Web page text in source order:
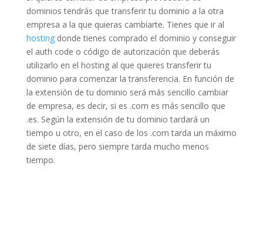
dominios tendrás que transferir tu dominio a la otra
empresa a la que quieras cambiarte. Tienes que ir al
hostingdonde tienes comprado el dominio y conseguir
el auth code o código de autorización que deberás
utilizarlo en el hosting al que quieres transferir tu
dominio para comenzar la transferencia. En función de
la extensión de tu dominio será más sencillo cambiar
de empresa, es decir, si es .com es más sencillo que
.es. Según la extensión de tu dominio tardará un
tiempo u otro, en el caso de los .com tarda un máximo
de siete días, pero siempre tarda mucho menos
tiempo.